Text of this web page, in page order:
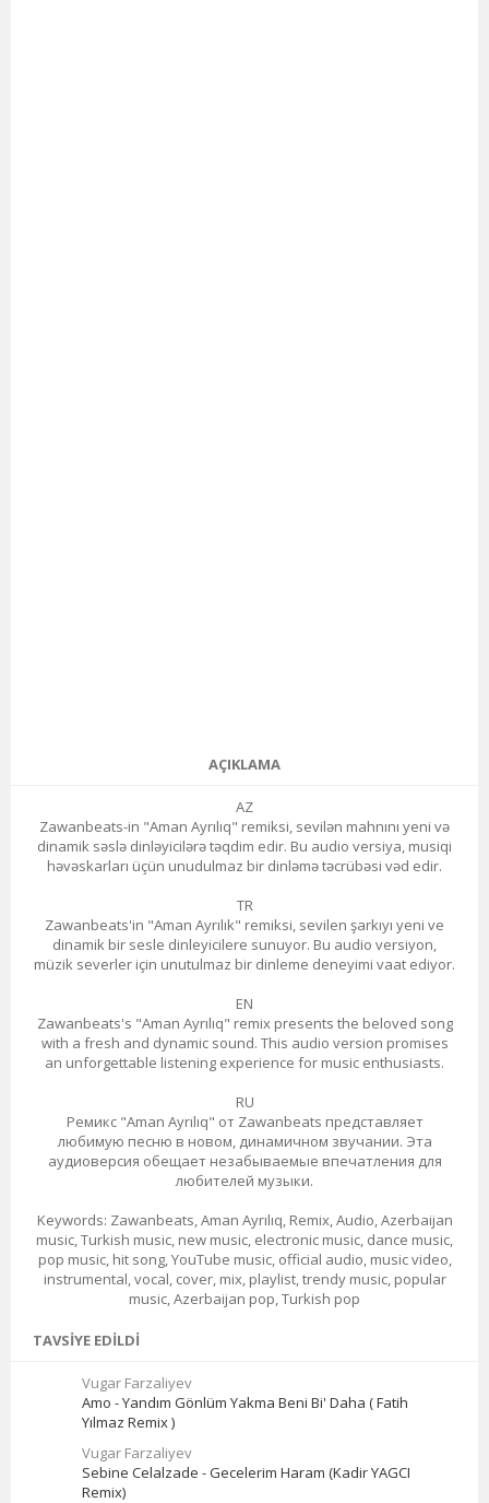
AÇIKLAMA
AZ
Zawanbeats-in "Aman Ayrılıq" remiksi, sevilən mahnını yeni və
dinamik səslə dinləyicilərə təqdim edir. Bu audio versiya, musiqi
həvəskarları üçün unudulmaz bir dinləmə təcrübəsi vəd edir.
TR
Zawanbeats'in "Aman Ayrılık" remiksi, sevilen şarkıyı yeni ve
dinamik bir sesle dinleyicilere sunuyor. Bu audio versiyon,
müzik severler için unutulmaz bir dinleme deneyimi vaat ediyor.
EN
Zawanbeats's "Aman Ayrılıq" remix presents the beloved song
with a fresh and dynamic sound. This audio version promises
an unforgettable listening experience for music enthusiasts.
RU
Ремикс "Aman Ayrılıq" от Zawanbeats представляет
любимую песню в новом, динамичном звучании. Эта
аудиоверсия обещает незабываемые впечатления для
любителей музыки.
Keywords: Zawanbeats, Aman Ayrılıq, Remix, Audio, Azerbaijan
music, Turkish music, new music, electronic music, dance music,
pop music, hit song, YouTube music, official audio, music video,
instrumental, vocal, cover, mix, playlist, trendy music, popular
music, Azerbaijan pop, Turkish pop
TAVSIYE EDILDI
Vugar Farzaliyev
Amo - Yandım Gönlüm Yakma Beni Bi' Daha ( Fatih
Yılmaz Remix )
Vugar Farzaliyev
Sebine Celalzade - Gecelerim Haram (Kadir YAGCI
Remix)